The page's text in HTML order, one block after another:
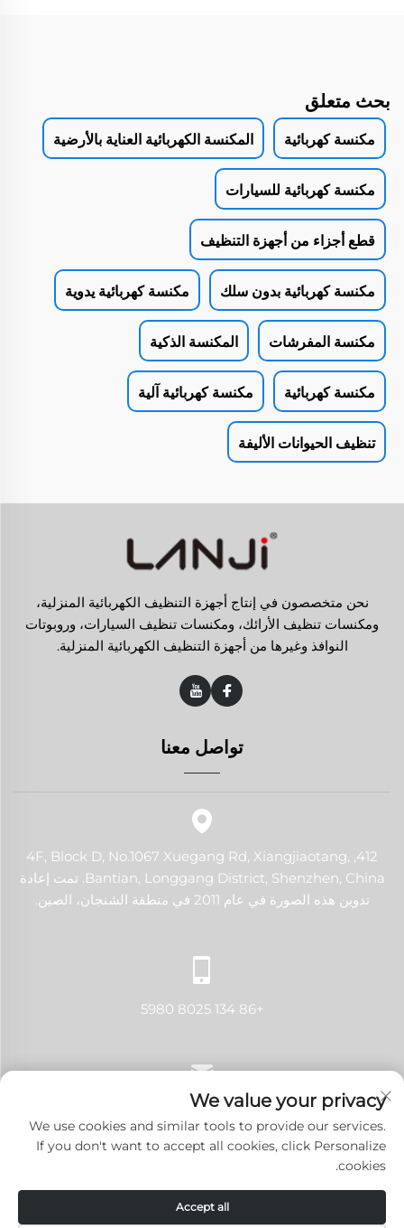
بحث متعلق
مكنسة كهربائية المكنسة الكهربائية العناية بالأرضية
مكنسة كهربائية للسيارات
قطع أجزاء من أجهزة التنظيف
مكنسة كهربائية بدون سلك مكنسة كهربائية يدوية
مكنسة المفرشات المكنسة الذكية
مكنسة كهربائية مكنسة كهربائية آلية
تنظيف الحيوانات الأليفة
نحن متخصصون في إنتاج أجهزة التنظيف الكهربائية المنزلية،
ومكنسات تنظيف الأرائك، ومكنسات تنظيف السيارات، وروبوتات
النوافذ وغيرها من أجهزة التنظيف الكهربائية المنزلية.
تواصل معنا
412, 4F, Block D, No.1067 Xuegang Rd, Xiangjiaotang,
Bantian, Longgang District, Shenzhen, China. تمت إعادة
تدوين هذه الصورة في عام 2011 في منطقة الشنجان، الصين.
+86 134 8025 5980
[email protected]
حقوق النشر © 2024 شنتشن لانجي تك كو., لتد. جميع الحقوق محفوظة.
سياسة الخصوصية
We value your privacy
We use cookies and similar tools to provide our services.
If you don't want to accept all cookies, click Personalize
cookies.
Accept all